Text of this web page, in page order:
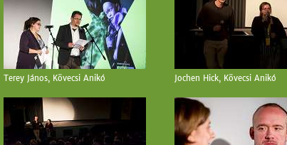
Terey János, Kövecsi Anikó Jochen Hick, Kövecsi Anikó